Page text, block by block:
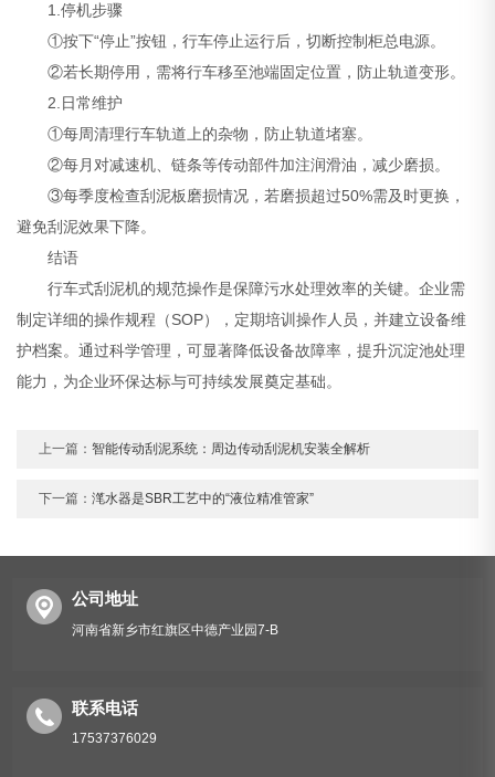
1.停机步骤
①按下“停止”按钮，行车停止运行后，切断控制柜总电源。
②若长期停用，需将行车移至池端固定位置，防止轨道变形。
2.日常维护
①每周清理行车轨道上的杂物，防止轨道堵塞。
②每月对减速机、链条等传动部件加注润滑油，减少磨损。
③每季度检查刮泥板磨损情况，若磨损超过50%需及时更换，
避免刮泥效果下降。
结语
行车式刮泥机的规范操作是保障污水处理效率的关键。企业需
制定详细的操作规程（SOP），定期培训操作人员，并建立设备维
护档案。通过科学管理，可显著降低设备故障率，提升沉淀池处理
能力，为企业环保达标与可持续发展奠定基础。
上一篇：智能传动刮泥系统：周边传动刮泥机安装全解析
下一篇：滗水器是SBR工艺中的“液位精准管家”
公司地址
河南省新乡市红旗区中德产业园7-B
联系电话
17537376029